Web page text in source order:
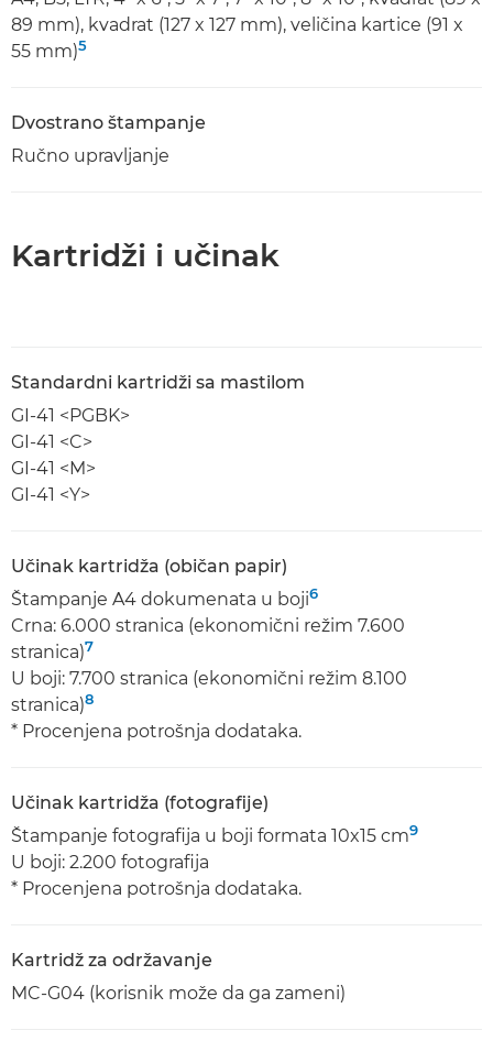
89 mm), kvadrat (127 x 127 mm), veličina kartice (91 x
55 mm)5
Dvostrano štampanje
Ručno upravljanje
Kartridži i učinak
Standardni kartridži sa mastilom
GI-41 <PGBK>
GI-41 <C>
GI-41 <M>
GI-41 <Y>
Učinak kartridža (običan papir)
Štampanje A4 dokumenata u boji6
Crna: 6.000 stranica (ekonomični režim 7.600
stranica)7
U boji: 7.700 stranica (ekonomični režim 8.100
stranica)8
* Procenjena potrošnja dodataka.
Učinak kartridža (fotografije)
Štampanje fotografija u boji formata 10x15 cm9
U boji: 2.200 fotografija
* Procenjena potrošnja dodataka.
Kartridž za održavanje
MC-G04 (korisnik može da ga zameni)